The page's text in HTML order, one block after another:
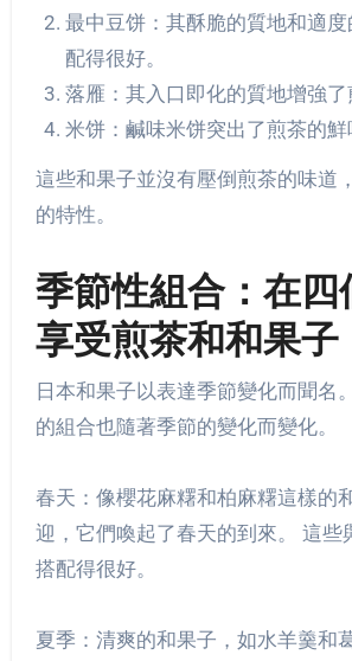
最中豆饼：其酥脆的質地和適
配得很好。
落雁：其入口即化的質地增強了
米饼：鹹味米饼突出了煎茶的鮮
這些和果子並沒有壓倒煎茶的味道
的特性。
季節性組合：在四
享受煎茶和和果子
日本和果子以表達季節變化而聞名
的組合也隨著季節的變化而變化。
春天：像櫻花麻糬和柏麻糬這樣的和果子很受歡
迎，它們喚起了春天的到來。 這些
搭配得很好。
夏季：清爽的和果子，如水羊羹和